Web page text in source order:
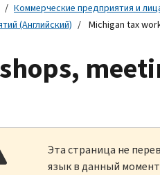
Коммерческие предприятия и
(Английский)
Michigan tax
Эта страница не
язык в данный момент